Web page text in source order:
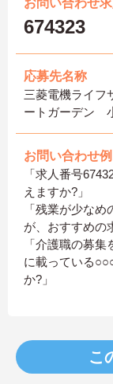
お問い合わせ
674323
応募先名称
三菱電機ライ
ートガーデン
お問い合わせ例
「求人番号
えますか?」
「残業が少な
が、おすすめの
「介護職の募
に載っている
か?」
こ